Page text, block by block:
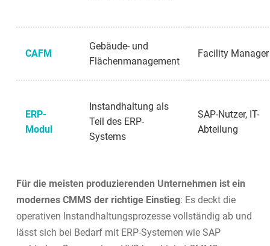
CAFM
Gebäude- und
Flächenmanagement
Facility Manager
ERP-
Modul
Instandhaltung als
Teil des ERP-
Systems
SAP-Nutzer, IT-
Abteilung
Für die meisten produzierenden Unternehmen ist ein
modernes CMMS der richtige Einstieg: Es deckt die
operativen Instandhaltungsprozesse vollständig ab und
lässt sich bei Bedarf mit ERP-Systemen wie SAP